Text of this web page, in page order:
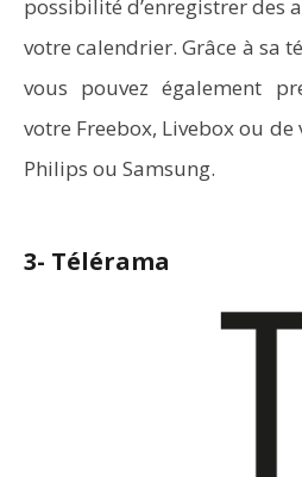
possibilité d’enregistrer des
votre calendrier. Grâce à sa
vous pouvez également
votre Freebox, Livebox ou
Philips ou Samsung.
3- Télérama